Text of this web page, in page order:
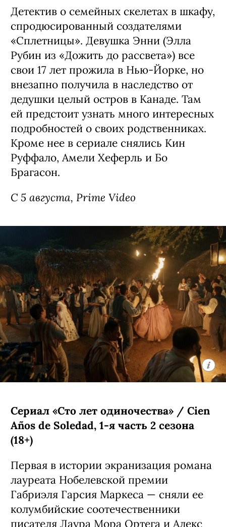
Детектив о семейных скелетах в шкафу,
спродюсированный создателями
«Сплетницы». Девушка Энни (Элла
Рубин из «Дожить до рассвета») все
свои 17 лет прожила в Нью-Йорке, но
внезапно получила в наследство от
дедушки целый остров в Канаде. Там
ей предстоит узнать много интересных
подробностей о своих родственниках.
Кроме нее в сериале снялись Кин
Руффало, Амели Хеферль и Бо
Брагасон.
С 5 августа, Prime Video
Сериал «Сто лет одиночества» / Cien
Años de Soledad, 1-я часть 2 сезона
(18+)
Первая в истории экранизация романа
лауреата Нобелевской премии
Габриэля Гарсия Маркеса — сняли ее
колумбийские соотечественники
писателя Лаура Мора Ортега и Алекс